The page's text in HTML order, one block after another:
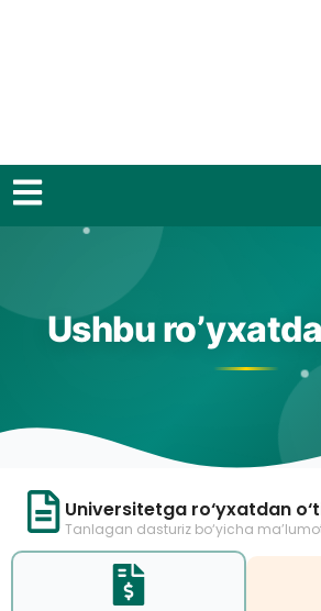
Ushbu
Universitetga ro‘yxatdan
Tanlagan dasturiz bo‘yicha